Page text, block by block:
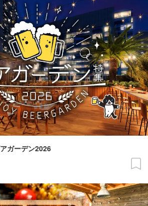
ガーデン2026